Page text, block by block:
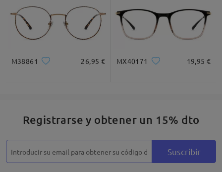
Descripción del Producto
M38861 26,95 € MX40171 19,95 €
Registrarse y obtener un 15% dto
Suscribir